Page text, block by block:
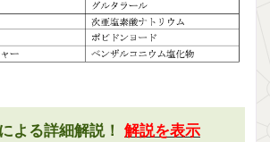
よる詳細解説！ 解説を表示